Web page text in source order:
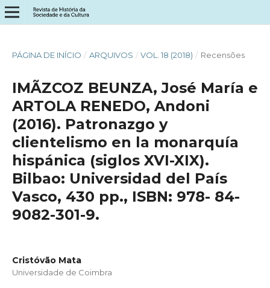
PÁGINA DE INÍCIO / ARQUIVOS / VOL. 18 (2018) / Recensões
IMÃZCOZ BEUNZA, José María e
ARTOLA RENEDO, Andoni
(2016). Patronazgo y
clientelismo en la monarquía
hispánica (siglos XVI-XIX).
Bilbao: Universidad del País
Vasco, 430 pp., ISBN: 978- 84-
9082-301-9.
Cristóvão Mata
Universidade de Coimbra